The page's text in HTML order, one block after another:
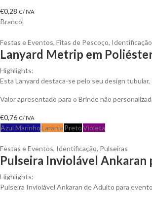
€0,28 C/ IVA
Branco
Festas e Eventos, Fitas de Pescoço, Identificação
Lanyard Metrip em
Highlights:
Esta Lanyard destaca-se pelo seu design
Valor apresentado para o Brinde não
€0,76 C/ IVA
Azul MarinhoLaranja PretoVioleta
Festas e Eventos, Identificação, Pulseiras
Pulseira Inviolável Ankaran
Highlights:
Pulseira Inviolável Ankaran de Adulto para